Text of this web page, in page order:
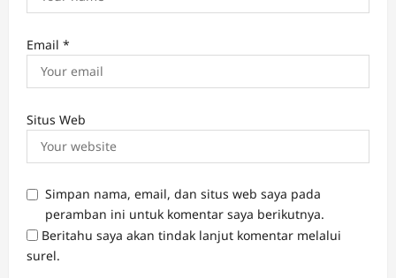
Email *
Situs Web
Simpan nama, email, dan situs web saya pada
peramban ini untuk komentar saya berikutnya.
Beritahu saya akan tindak lanjut komentar melalui
surel.